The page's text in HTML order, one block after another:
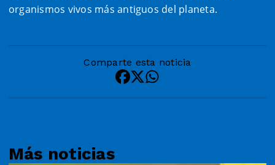
organismos vivos más antiguos del planeta.
Comparte esta noticia
Más noticias